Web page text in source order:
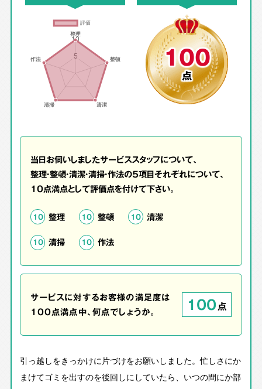
100
点
当日お伺いしましたサービススタッフについて、
整理・整頓・清潔・清掃・作法の5項目それぞれについて、
10点満点として評価点を付けて下さい。
10 整理 10 整頓 10 清潔
10 清掃 10 作法
サービスに対するお客様の満足度は
100点満点中、何点でしょうか。
100点
引っ越しをきっかけに片づけをお願いしました。忙しさにか
まけてゴミを出すのを後回しにしていたら、いつの間にか部